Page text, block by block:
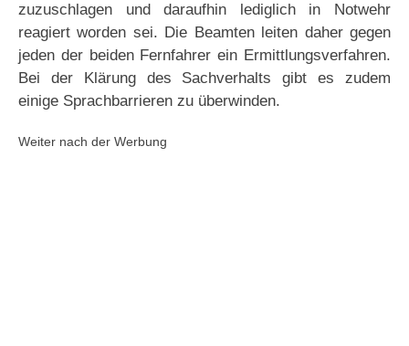
zuzuschlagen und daraufhin lediglich in Notwehr
reagiert worden sei. Die Beamten leiten daher gegen
jeden der beiden Fernfahrer ein Ermittlungsverfahren.
Bei der Klärung des Sachverhalts gibt es zudem
einige Sprachbarrieren zu überwinden.
Weiter nach der Werbung